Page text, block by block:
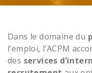
Dans le domaine du
l’emploi, l’ACPM
des services